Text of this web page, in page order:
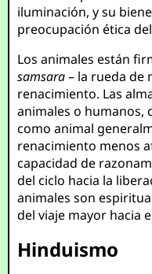
iluminación, y su
preocupación ética
Los animales están
samsara– la rueda de
renacimiento. Las
animales o humanos,
como animal
renacimiento menos
capacidad de
del ciclo hacia la
animales son
del viaje mayor hacia
Hinduismo